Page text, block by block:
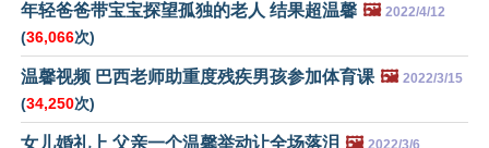
年轻爸爸带宝宝探望孤独的老人 结果超温馨 🖼️ 2022/4/12
(36,066次)
温馨视频 巴西老师助重度残疾男孩参加体育课 🖼️ 2022/3/15
(34,250次)
女儿婚礼上 父亲一个温馨举动让全场落泪 🖼️ 2022/3/6